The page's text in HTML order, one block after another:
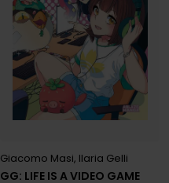
GG: LIFE IS A VIDEO GAME
Giacomo Masi, Ilaria Gelli